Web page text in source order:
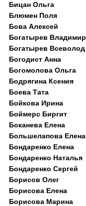
Бицан Ольга
Блюмен Поля
Бова Алексей
Богатырев Владимир
Богатырев Всеволод
Богодист Анна
Богомолова Ольга
Бодрягина Ксения
Боева Тата
Бойкова Ирина
Боймерс Биргит
Боканева Елена
Большелапова Елена
Бондаренко Елена
Бондаренко Наталья
Бондаренко Сергей
Борисов Олег
Борисова Елена
Борисова Марина